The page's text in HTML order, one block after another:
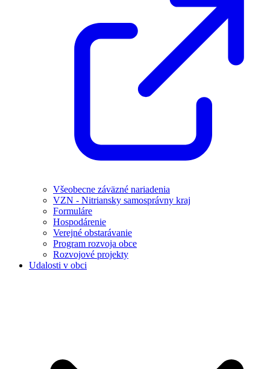
Všeobecne záväzné nariadenia
VZN - Nitriansky samosprávny kraj
Formuláre
Hospodárenie
Verejné obstarávanie
Program rozvoja obce
Rozvojové projekty
Udalosti v obci